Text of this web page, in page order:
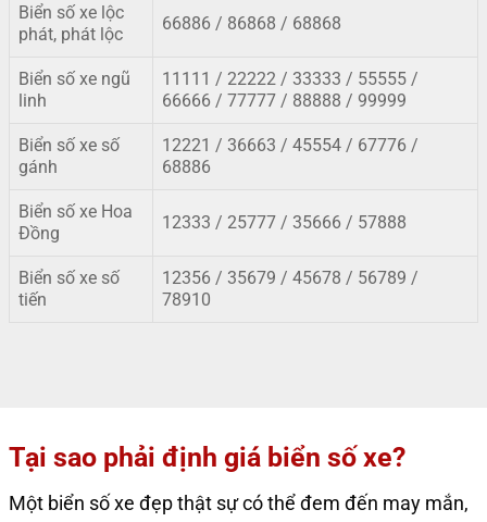
Biển số xe lộc
phát, phát lộc
66886 / 86868 / 68868
Biển số xe ngũ
linh
11111 / 22222 / 33333 / 55555 /
66666 / 77777 / 88888 / 99999
Biển số xe số
gánh
12221 / 36663 / 45554 / 67776 /
68886
Biển số xe Hoa
Đồng
12333 / 25777 / 35666 / 57888
Biển số xe số
tiến
12356 / 35679 / 45678 / 56789 /
78910
Tại sao phải định giá biển số xe?
Một biển số xe đẹp thật sự có thể đem đến may mắn,